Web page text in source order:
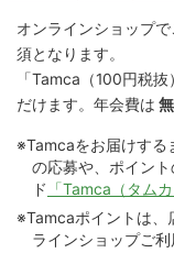
オンラインショップ
須となります。
「Tamca （100円税抜）
だけます。 年会費は
※Tamcaをお届けする
の応募や、ポイン
ド 「Tamca（タム
※Tamcaポイントは、
ラインショップご